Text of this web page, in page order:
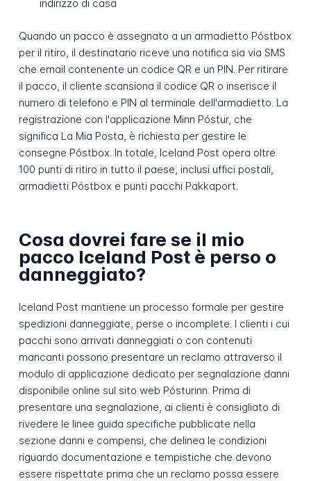
indirizzo di casa
Quando un pacco è assegnato a un armadietto Póstbox
per il ritiro, il destinatario riceve una notifica sia via SMS
che email contenente un codice QR e un PIN. Per ritirare
il pacco, il cliente scansiona il codice QR o inserisce il
numero di telefono e PIN al terminale dell'armadietto. La
registrazione con l'applicazione Minn Póstur, che
significa La Mia Posta, è richiesta per gestire le
consegne Póstbox. In totale, Iceland Post opera oltre
100 punti di ritiro in tutto il paese, inclusi uffici postali,
armadietti Póstbox e punti pacchi Pakkaport.
Cosa dovrei fare se il mio
pacco Iceland Post è perso o
danneggiato?
Iceland Post mantiene un processo formale per gestire
spedizioni danneggiate, perse o incomplete. I clienti i cui
pacchi sono arrivati danneggiati o con contenuti
mancanti possono presentare un reclamo attraverso il
modulo di applicazione dedicato per segnalazione danni
disponibile online sul sito web Pósturinn. Prima di
presentare una segnalazione, ai clienti è consigliato di
rivedere le linee guida specifiche pubblicate nella
sezione danni e compensi, che delinea le condizioni
riguardo documentazione e tempistiche che devono
essere rispettate prima che un reclamo possa essere